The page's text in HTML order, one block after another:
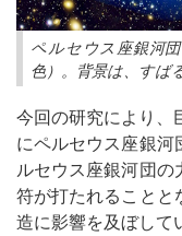
ペルセウス座銀河
色）。背景は、すば
今回の研究により、
にペルセウス座銀
ルセウス座銀河団
符が打たれることと
造に影響を及ぼして